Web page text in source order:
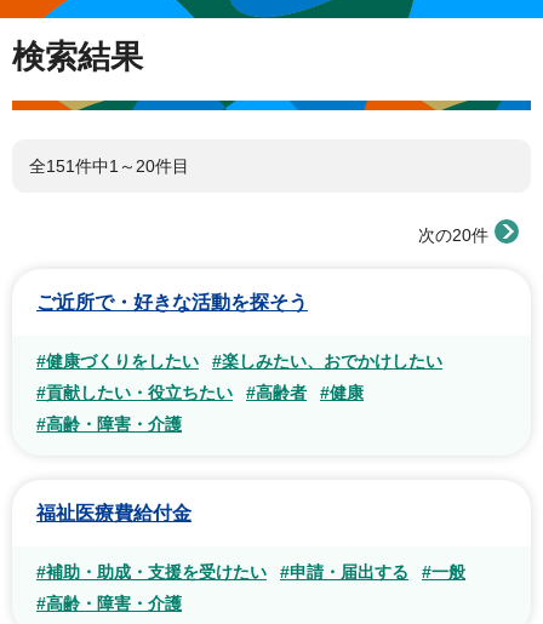
検索結果
全151件中1～20件目
次の20件
ご近所で・好きな活動を探そう
#健康づくりをしたい
#楽しみたい、おでかけしたい
#貢献したい・役立ちたい
#高齢者
#健康
#高齢・障害・介護
福祉医療費給付金
#補助・助成・支援を受けたい #申請・届出する
#一般
#高齢・障害・介護